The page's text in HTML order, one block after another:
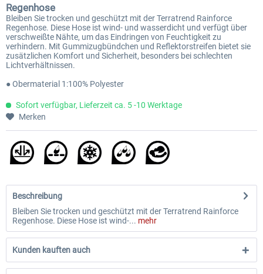
Regenhose
Bleiben Sie trocken und geschützt mit der Terratrend Rainforce
Regenhose. Diese Hose ist wind- und wasserdicht und verfügt über
verschweißte Nähte, um das Eindringen von Feuchtigkeit zu
verhindern. Mit Gummizugbündchen und Reflektorstreifen bietet sie
zusätzlichen Komfort und Sicherheit, besonders bei schlechten
Lichtverhältnissen.
● Obermaterial 1:100% Polyester
Sofort verfügbar, Lieferzeit ca. 5 -10 Werktage
Merken
Beschreibung
Bleiben Sie trocken und geschützt mit der Terratrend Rainforce
Regenhose. Diese Hose ist wind-... mehr
Kunden kauften auch